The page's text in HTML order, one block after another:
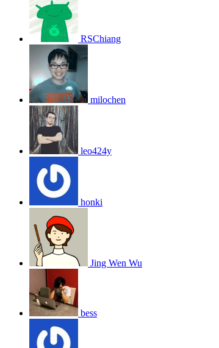
RSChiang
milochen
leo424y
honki
Jing Wen Wu
bess